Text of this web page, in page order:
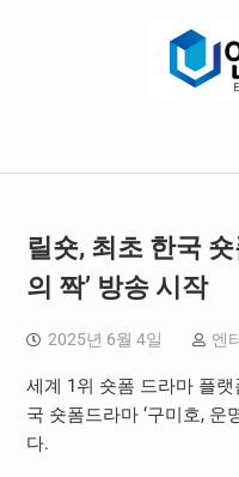
릴숏, 최초 한국
의 짝’ 방송 시작
2025년 6월 4일 엔
세계 1위 숏폼 드라마 플
국 숏폼드라마 ‘구미호, 운
다.